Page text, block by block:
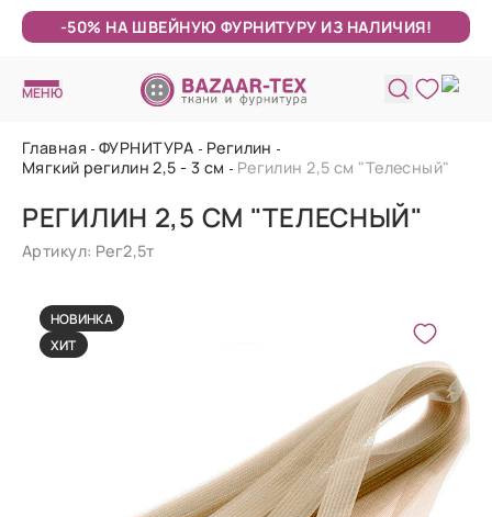
-50% НА ШВЕЙНУЮ ФУРНИТУРУ ИЗ НАЛИЧИЯ!
МЕНЮ
Главная ФУРНИТУРА
Регилин
Мягкий регилин 2,5 - 3 см
Регилин 2,5 см "Телесный"
РЕГИЛИН 2,5 СМ "ТЕЛЕСНЫЙ"
Артикул: Рег2,5т
НОВИНКА
ХИТ